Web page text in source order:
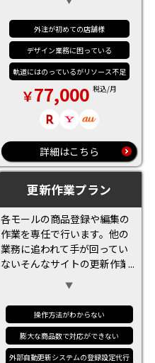
ただきます。社内だけではリ
ソース不足という店舗様やデ
ザインはプロにお任せした
い！という店舗様にも選ばれ
ています！
外注が初めての店舗様
デザイン業務に困っている
軌道にはのっているがリソース不足
77,000 税込/月
詳細はこちら
更新作業プラン
各モールの商品登録や編集の
作業を専任で行います。他の
業務に追われて手が回ってい
ないそんなサイトの更新作業
を行います。リソース不足解
決におすすめ。 お悩みに応じ
てお見積り致します。
操作方法がわからない
膨大な商品数で対応ができない
外部自動更新システムの登録設定代行